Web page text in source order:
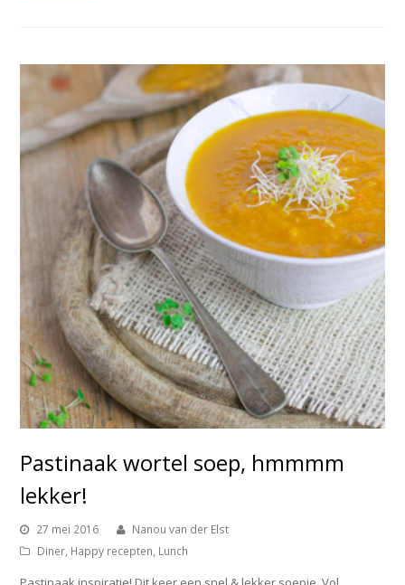
Pastinaak wortel soep, hmmmm
lekker!
27 mei 2016
Nanou van der Elst
Diner, Happy recepten, Lunch